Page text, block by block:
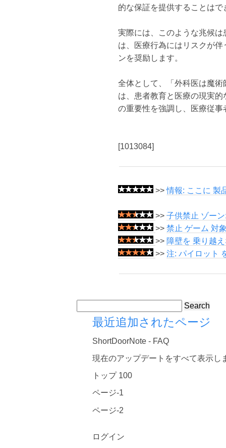
的な保証を提供することはで
実際には、このような兆候
は、医療行為にはリスクが
ンを奨励します。
全体として、「外科医は魔
は、患者教育と医療の現実
の重要性を強調し、医療従
[1013084]
>>情報: ここに 製
>> 子供禁止 ゾー
>> 禁止 ゲーム 対
>> 障壁を 乗り越
>> 注: パイロット
Search
最近追加されたページ
ShortDoorNote - FAQ
現在のアップデートをすべて表示し
トップ 100
ページ-1
ページ-2
ログイン